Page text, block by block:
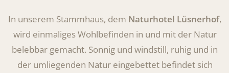
In unserem Stammhaus, dem Naturhotel Lüsnerhof,
wird einmaliges Wohlbefinden in und mit der Natur
belebbar gemacht. Sonnig und windstill, ruhig und in
der umliegenden Natur eingebettet befindet sich